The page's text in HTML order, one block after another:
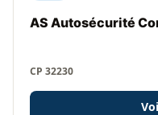
AS Autosécurité
CP 32230